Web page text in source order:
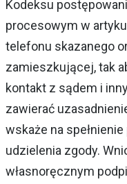
Kodeksu
procesowym w
telefonu skazanego
zamieszkującej, tak
kontakt z sądem i
zawierać
wskaże na
udzielenia zgody.
własnoręcznym